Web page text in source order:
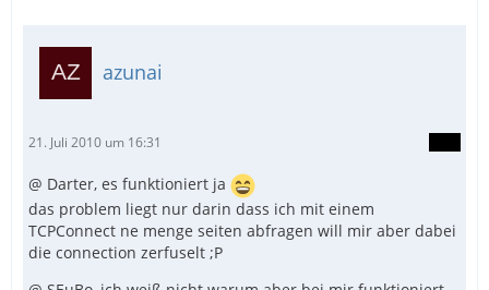
azunai
21. Juli 2010 um 16:31
@ Darter, es funktioniert ja
das problem liegt nur darin dass ich mit einem
TCPConnect ne menge seiten abfragen will mir aber dabei
die connection zerfuselt ;P